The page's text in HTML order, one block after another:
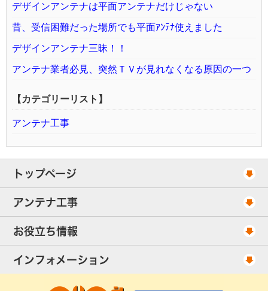
デザインアンテナは平面アンテナだけじゃない
昔、受信困難だった場所でも平面ｱﾝﾃﾅ使えました
デザインアンテナ三昧！！
アンテナ業者必見、突然ＴＶが見れなくなる原因の一つ
【カテゴリーリスト】
アンテナ工事
トップページ
工事スケジュール
当社が選ばれる理由
出張エリア
アンテナ工事
アンテナ工事・料金
UHFアンテナ工事・料金
お役立ち情報
ご相談事例
アンテナの種類
インフォメーション